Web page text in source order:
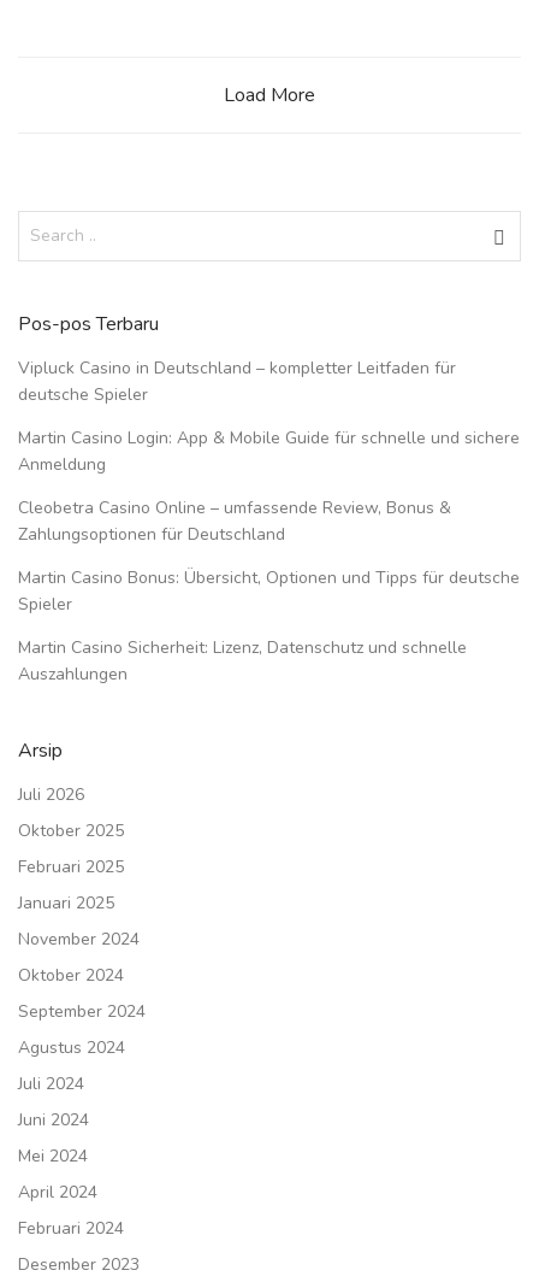
Load More
Pos-pos Terbaru
Vipluck Casino in Deutschland – kompletter Leitfaden für
deutsche Spieler
Martin Casino Login: App & Mobile Guide für schnelle und sichere
Anmeldung
Cleobetra Casino Online – umfassende Review, Bonus &
Zahlungsoptionen für Deutschland
Martin Casino Bonus: Übersicht, Optionen und Tipps für deutsche
Spieler
Martin Casino Sicherheit: Lizenz, Datenschutz und schnelle
Auszahlungen
Arsip
Juli 2026
Oktober 2025
Februari 2025
Januari 2025
November 2024
Oktober 2024
September 2024
Agustus 2024
Juli 2024
Juni 2024
Mei 2024
April 2024
Februari 2024
Desember 2023